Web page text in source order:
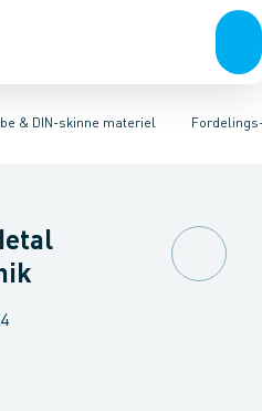
& DIN-skinne materielForgreningsmateriel
Fordelings-/byggepladstavler
Tilgangsboks for strømskinne